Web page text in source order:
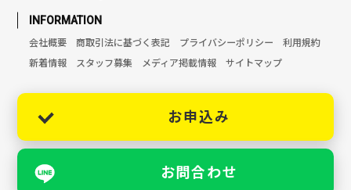
INFORMATION
会社概要 商取引法に基づく表記 プライバシーポリシー
利用規約
新着情報
スタッフ募集 メディア掲載情報 サイトマップ
お申込み
お問合わせ